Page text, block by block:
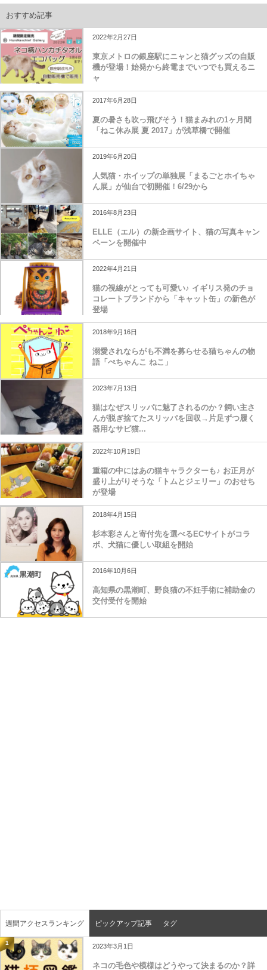
おすすめ記事
2022年2月27日
東京メトロの銀座駅にニャンと猫グッズの自販
機が登場！始発から終電までいつでも買えるニ
ャ
2017年6月28日
夏の暑さも吹っ飛びそう！猫まみれの1ヶ月間
「ねこ休み展 夏 2017」が浅草橋で開催
2019年6月20日
人気猫・ホイップの単独展「まるごとホイちゃ
ん展」が仙台で初開催！6/29から
2016年8月23日
ELLE（エル）の新企画サイト、猫の写真キャン
ペーンを開催中
2022年4月21日
猫の視線がとっても可愛い♪ イギリス発のチョ
コレートブランドから「キャット缶」の新色が
登場
2018年9月16日
溺愛されならがも不満を募らせる猫ちゃんの物
語「ぺちゃんこ ねこ」
2023年7月13日
猫はなぜスリッパに魅了されるのか？飼い主さ
んが脱ぎ捨てたスリッパを回収→片足ずつ履く
器用なサビ猫...
2022年10月19日
重箱の中にはあの猫キャラクターも♪ お正月が
盛り上がりそうな「トムとジェリー」のおせち
が登場
2018年4月15日
杉本彩さんと寄付先を選べるECサイトがコラ
ボ、犬猫に優しい取組を開始
2016年10月6日
高知県の黒潮町、野良猫の不妊手術に補助金の
交付受付を開始
週間アクセスランキング ピックアップ記事 タグ
1 2023年3月1日
ネコの毛色や模様はどうやって決まるのか？詳